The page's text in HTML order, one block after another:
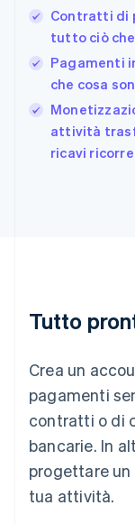
Contratti di
tutto ciò
Pagamenti
che cosa
attività
ricavi
Tutto
Crea un
pagamenti
contratti o di
bancarie. In
progettare
tua attività.
DeutschEnglish
Giappone
日本語 English
Gibilterra
English
Grecia
English
India
Lituania
Deutsch
Malaysia
English 简体中文
Malta
Messico
EspañolEnglish